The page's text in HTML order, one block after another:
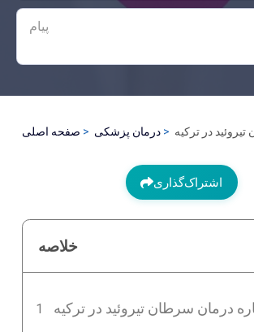
صفحه اصلی درمان پزشکی در ترکیه
اشتراک‌گذاری
خلاصه
درمان سرطان تیروئید در ترکیه